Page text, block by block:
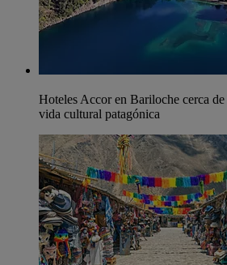
Hoteles Accor en Bariloche cerca
vida cultural patagónica